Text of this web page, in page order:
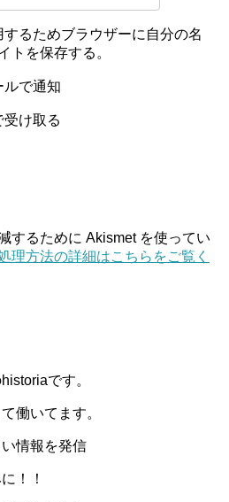
るためブラウザーに自分の名
トを保存する。
ルで通知
け取る
するために Akismet を使ってい
理方法の詳細はこちらをご覧く
です。
働いてます。
情報を発信
！！